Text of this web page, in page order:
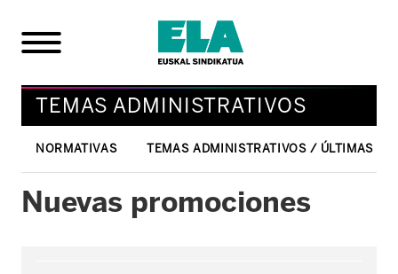
TEMAS ADMINISTRATIVOS
NORMATIVAS TEMAS ADMINISTRATIVOS / ÚLTIMAS
Nuevas promociones